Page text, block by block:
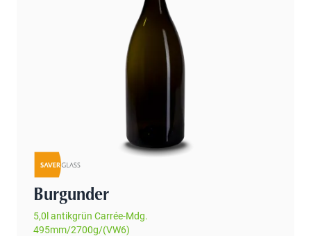
Burgunder
5,0l antikgrün Carrée-Mdg.
495mm/2700g/(VW6)